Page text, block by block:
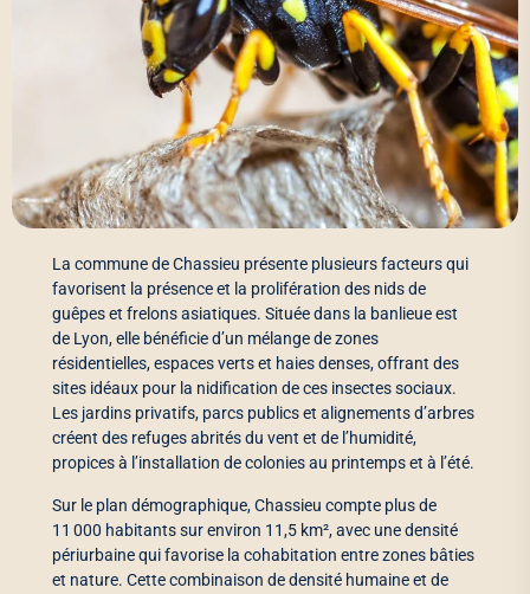
La commune de Chassieu présente plusieurs facteurs qui
favorisent la présence et la prolifération des nids de
guêpes et frelons asiatiques. Située dans la banlieue est
de Lyon, elle bénéficie d’un mélange de zones
résidentielles, espaces verts et haies denses, offrant des
sites idéaux pour la nidification de ces insectes sociaux.
Les jardins privatifs, parcs publics et alignements d’arbres
créent des refuges abrités du vent et de l’humidité,
propices à l’installation de colonies au printemps et à l’été.
Sur le plan démographique, Chassieu compte plus de
11 000 habitants sur environ 11,5 km², avec une densité
périurbaine qui favorise la cohabitation entre zones bâties
et nature. Cette combinaison de densité humaine et de